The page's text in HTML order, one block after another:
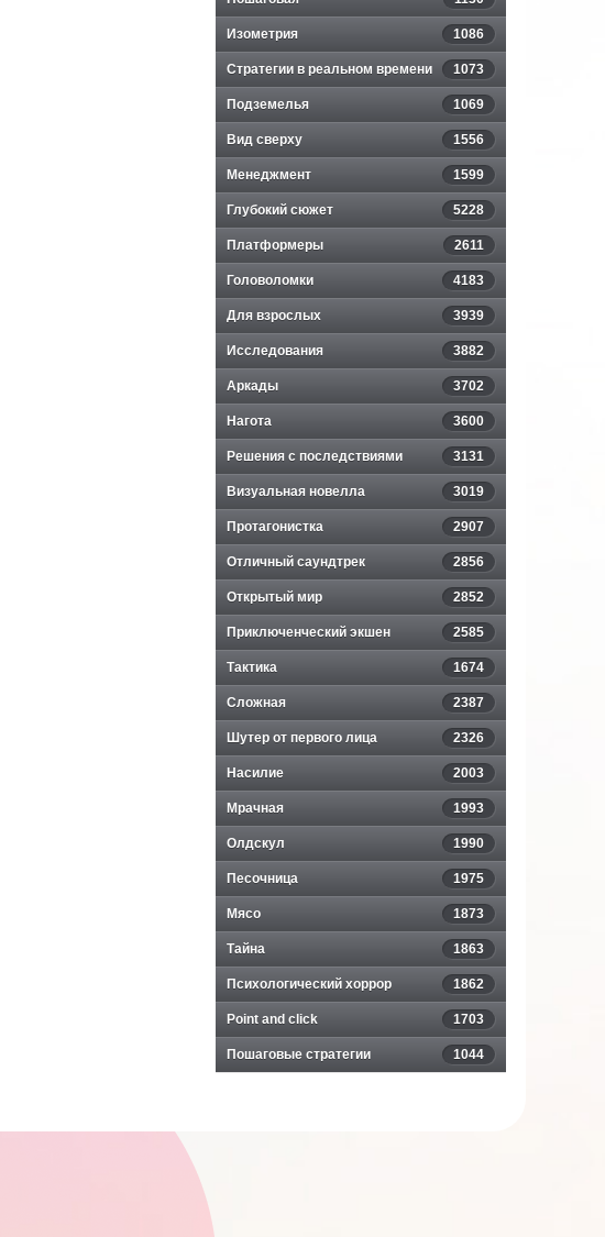
Изометрия 1086
Стратегии в реальном времени 1073
Подземелья 1069
Вид сверху 1556
Менеджмент 1599
Глубокий сюжет 5228
Платформеры 2611
Головоломки 4183
Для взрослых 3939
Исследования 3882
Аркады 3702
Нагота 3600
Решения с последствиями 3131
Визуальная новелла 3019
Протагонистка 2907
Отличный саундтрек 2856
Открытый мир 2852
Приключенческий экшен 2585
Тактика 1674
Сложная 2387
Шутер от первого лица 2326
Насилие 2003
Мрачная 1993
Олдскул 1990
Песочница 1975
Мясо 1873
Тайна 1863
Психологический хоррор 1862
Point and click 1703
Пошаговые стратегии 1044